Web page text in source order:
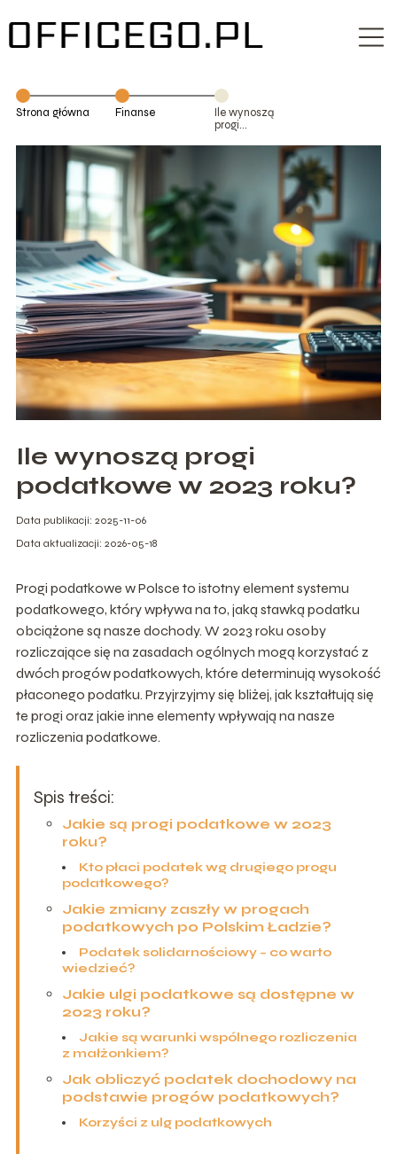
Strona główna Finanse
Ile wynoszą
progi
2023 roku?
Ile wynoszą progi
podatkowe w 2023 roku?
Data publikacji: 2025-11-06
Data aktualizacji: 2026-05-18
Progi podatkowe w Polsce to istotny element systemu
podatkowego, który wpływa na to, jaką stawką podatku
obciążone są nasze dochody. W 2023 roku osoby
rozliczające się na zasadach ogólnych mogą korzystać z
dwóch progów podatkowych, które determinują wysokość
płaconego podatku. Przyjrzyjmy się bliżej, jak kształtują się
te progi oraz jakie inne elementy wpływają na nasze
rozliczenia podatkowe.
Spis treści:
Jakie są progi podatkowe w 2023
roku?
Kto płaci podatek wg drugiego progu
podatkowego?
Jakie zmiany zaszły w progach
podatkowych po Polskim Ładzie?
Podatek solidarnościowy – co warto
wiedzieć?
Jakie ulgi podatkowe są dostępne w
2023 roku?
Jakie są warunki wspólnego rozliczenia
z małżonkiem?
Jak obliczyć podatek dochodowy na
podstawie progów podatkowych?
Korzyści z ulg podatkowych